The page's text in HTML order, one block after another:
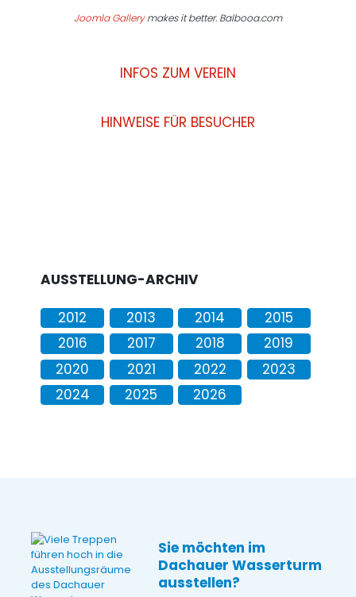
Joomla Gallerymakes it better. Balbooa.com
INFOS ZUM VEREIN
HINWEISE FÜR BESUCHER
AUSSTELLUNG-ARCHIV
2012
2013 2014
2015
2016
2017 2018
2019
2020
2021 2022
2023
2024
2025 2026
Sie möchten im
Dachauer Wasserturm
ausstellen?